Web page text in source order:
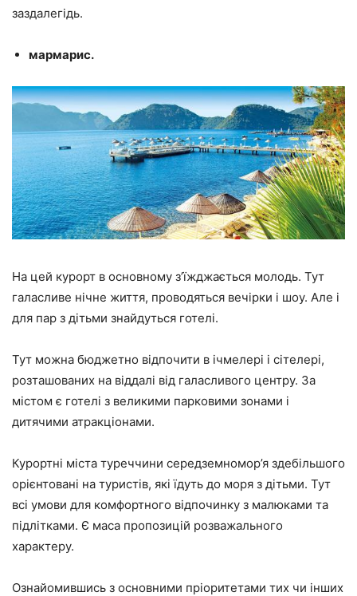
заздалегідь.
мармарис.
На цей курорт в основному з’їжджається молодь. Тут
галасливе нічне життя, проводяться вечірки і шоу. Але і
для пар з дітьми знайдуться готелі.
Тут можна бюджетно відпочити в ічмелері і сітелері,
розташованих на віддалі від галасливого центру. За
містом є готелі з великими парковими зонами і
дитячими атракціонами.
Курортні міста туреччини середземномор’я здебільшого
орієнтовані на туристів, які їдуть до моря з дітьми. Тут
всі умови для комфортного відпочинку з малюками та
підлітками. Є маса пропозицій розважального
характеру.
Ознайомившись з основними пріоритетами тих чи інших